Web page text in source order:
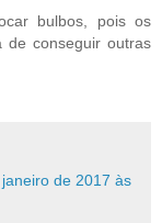
bulbos, pois os
de conseguir outras
de 2017 às